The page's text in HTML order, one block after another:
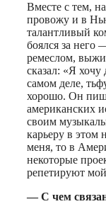
Вместе с тем,
провожу и в
талантливый
боялся за него
ремеслом,
сказал: «Я хочу
самом деле,
хорошо. Он
американских
своим
карьеру в этом
меня, то в
некоторые
репетируют
— С чем